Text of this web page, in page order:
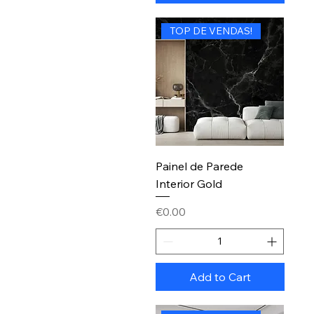
TOP DE VENDAS!
Painel de Parede
Interior Gold
Price
€0.00
Add to Cart